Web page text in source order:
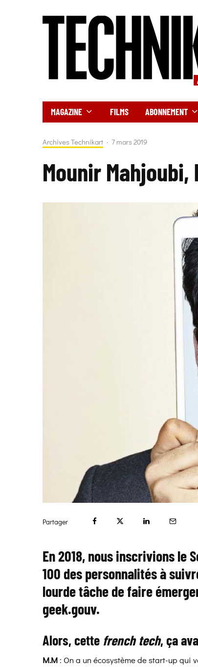
MAGAZINE FILMS ABONNEMENT
Archives Technikart · 7 mars 2019
Mounir
Partager
En 2018, nous inscrivions le
100 des personnalités à
lourde tâche de faire
geek.gouv.
Alors, cette french tech, ça
M.M : On a un écosystème de start-up qui